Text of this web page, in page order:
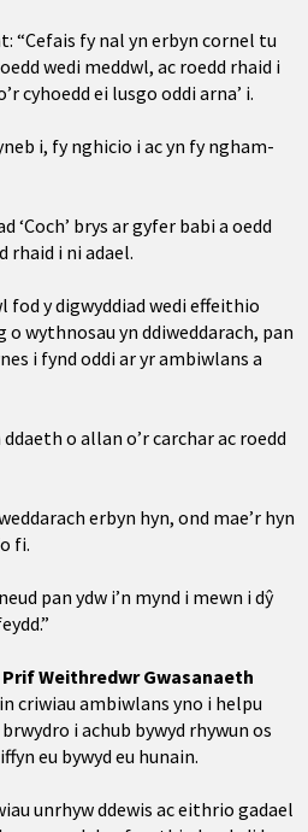
“Cefais fy nal yn erbyn cornel tu
wedi meddwl, ac roedd rhaid i
cyhoedd ei lusgo oddi arna’ i.
i, fy nghicio i ac yn fy ngham-
‘Coch’ brys ar gyfer babi a oedd
rhaid i ni adael.
fod y digwyddiad wedi effeithio
o wythnosau yn ddiweddarach, pan
i fynd oddi ar yr ambiwlans a
o allan o’r carchar ac roedd
erbyn hyn, ond mae’r hyn
fi.
pan ydw i’n mynd i mewn i dŷ
Weithredwr Gwasanaeth
criwiau ambiwlans yno i helpu
i achub bywyd rhywun os
eu bywyd eu hunain.
unrhyw ddewis ac eithrio gadael